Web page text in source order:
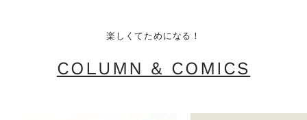
楽しくてためになる！
COLUMN & COMICS